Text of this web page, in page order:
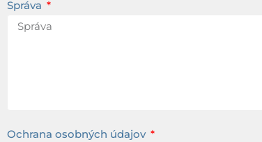
Správa
Ochrana osobných údajov